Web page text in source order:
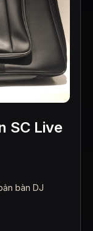
SC Live
bàn DJ